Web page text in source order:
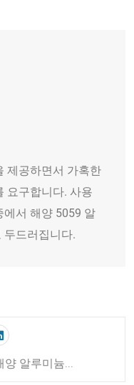
제공하면서 가혹한
요구합니다. 사용
에서 해양 5059 알
두드러집니다.
알루미늄...